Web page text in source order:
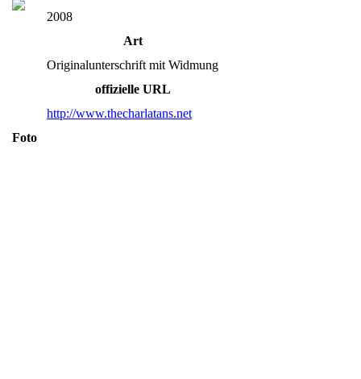
2008
Art
Originalunterschrift mit Widmung
offizielle URL
http://www.thecharlatans.net
Foto